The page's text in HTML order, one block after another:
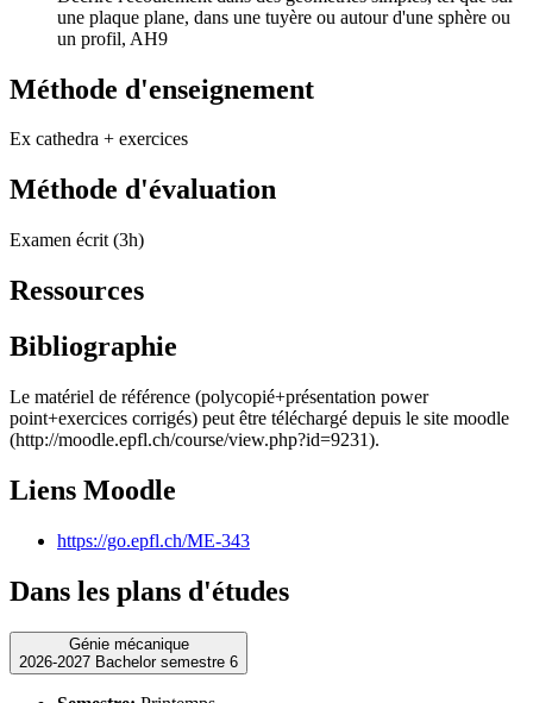
une plaque plane, dans une tuyère ou autour d'une sphère ou
un profil, AH9
Méthode d'enseignement
Ex cathedra + exercices
Méthode d'évaluation
Examen écrit (3h)
Ressources
Bibliographie
Le matériel de référence (polycopié+présentation power
point+exercices corrigés) peut être téléchargé depuis le site moodle
(http://moodle.epfl.ch/course/view.php?id=9231).
Liens Moodle
https://go.epfl.ch/ME-343
Dans les plans d'études
Génie mécanique
2026-2027 Bachelor semestre 6